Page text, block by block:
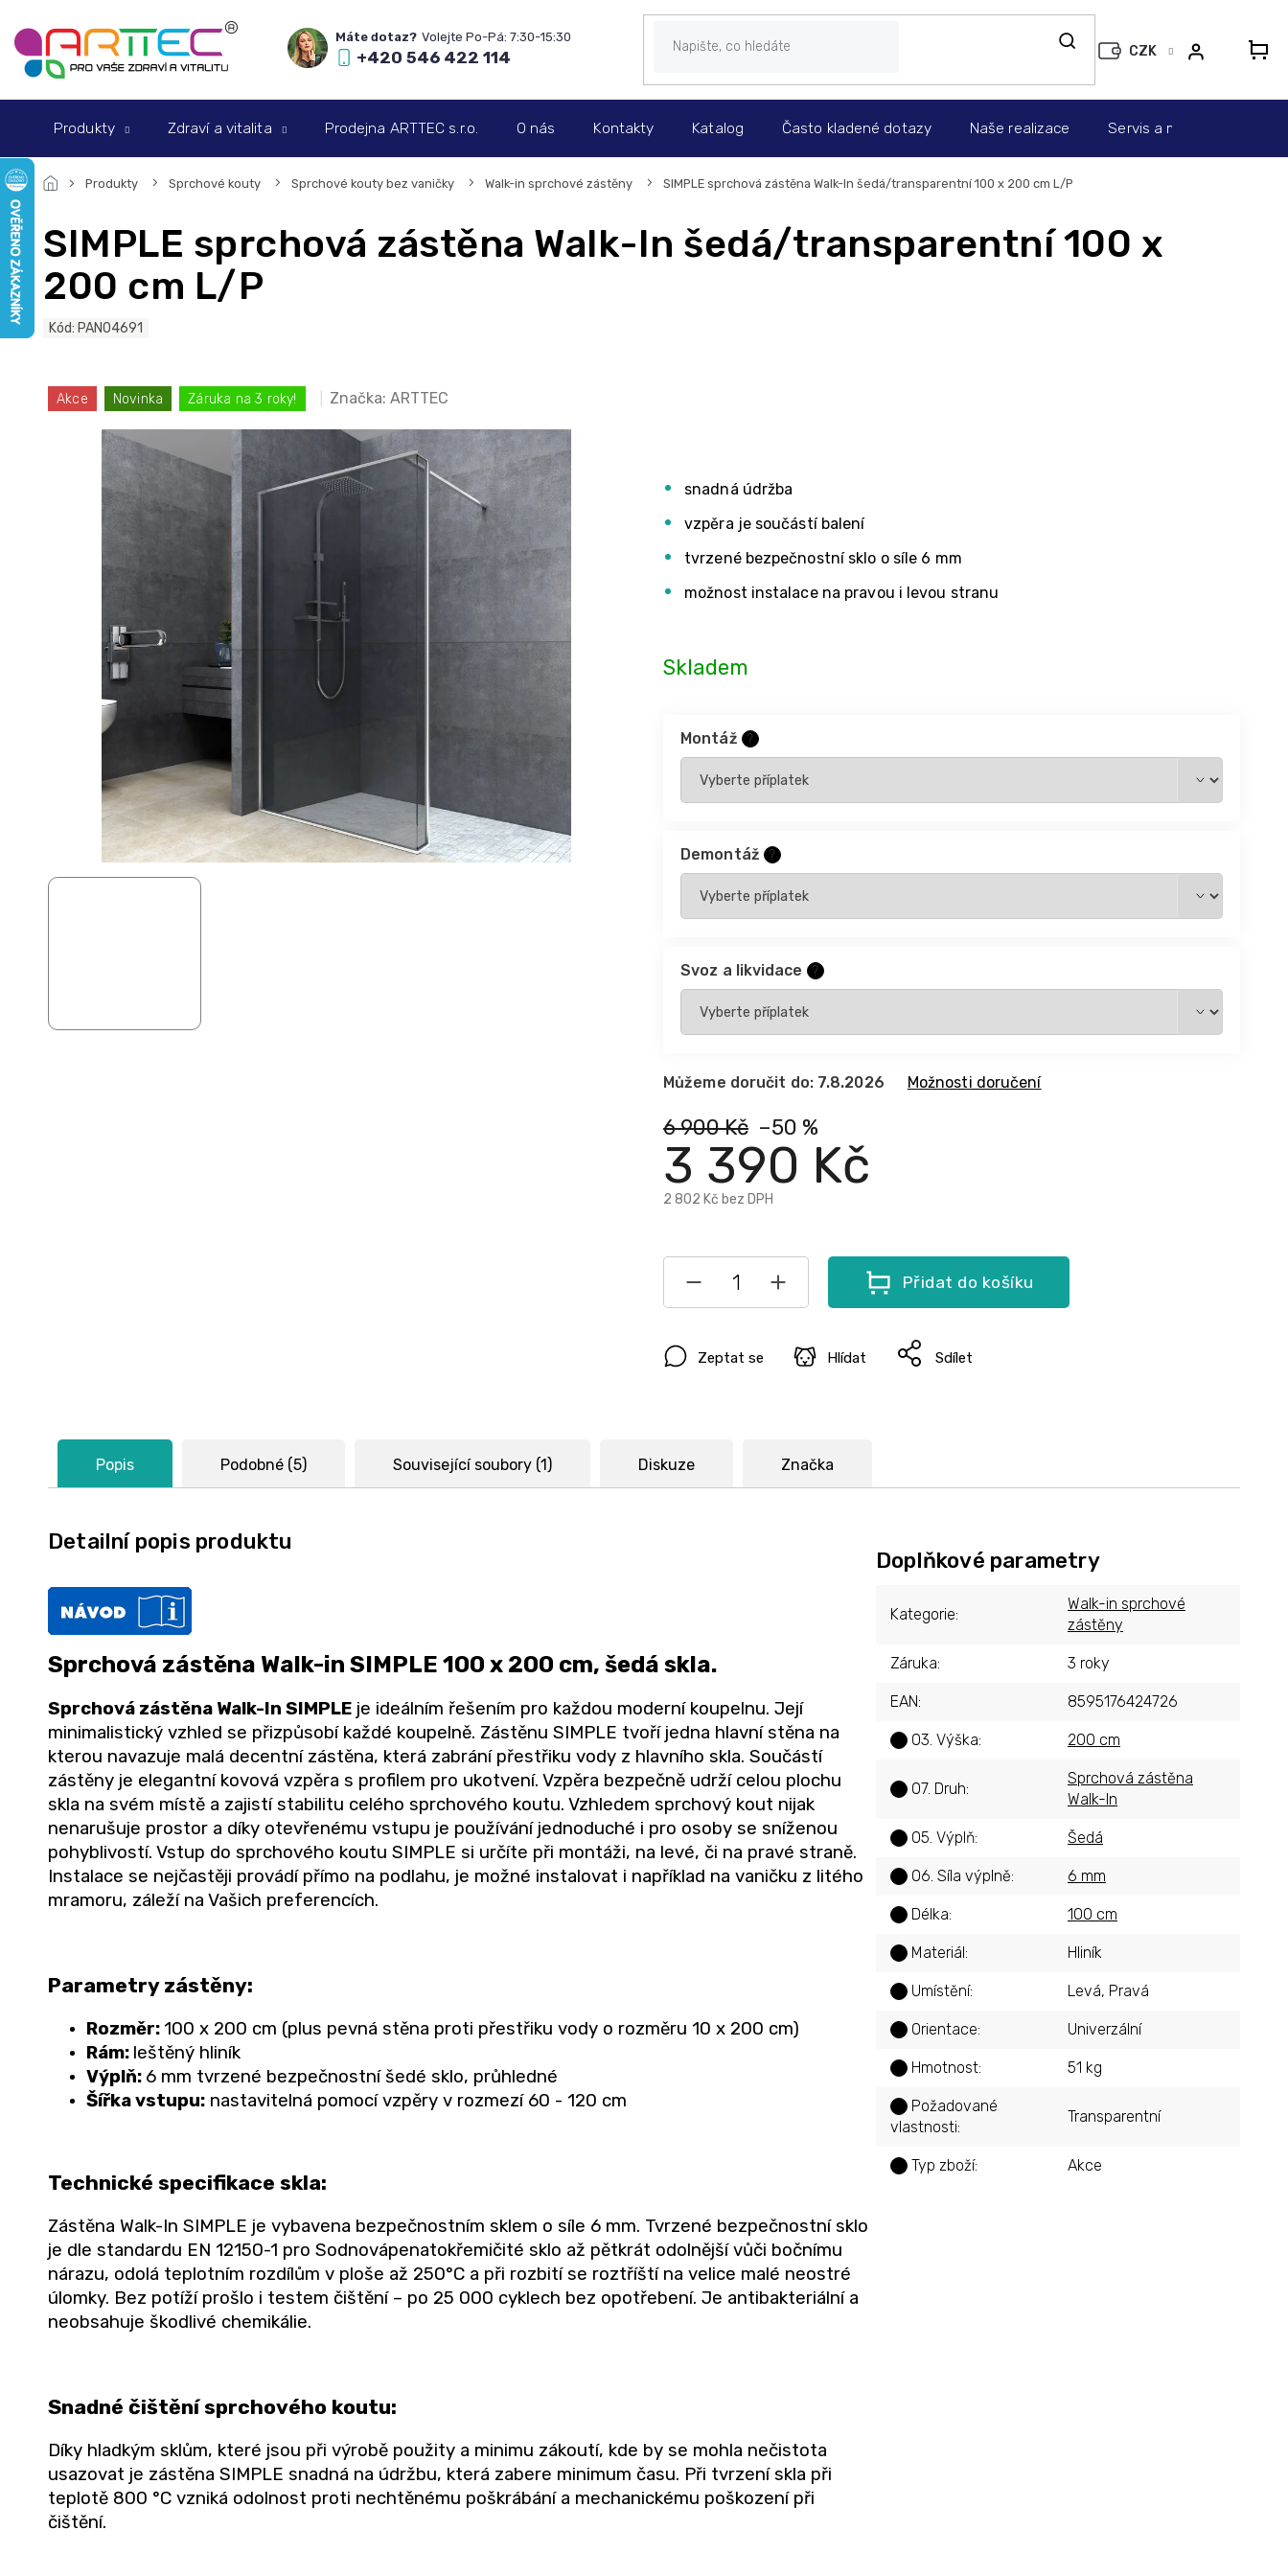
na
obsah
+420 546 422 114 CZK
Produkty Zdraví a vitalita Prodejna ARTTEC s.r.o. O nás Kontakty Katalog Často kladené dotazy Naše realizace Servis a montáž
Produkty Sprchové kouty Sprchové kouty bez vaničky Walk-in sprchové zástěny SIMPLE sprchová zástěna Walk-In šedá/transparentní 100 x 200 cm L/P
SIMPLE sprchová zástěna Walk-In šedá/transparentní 100 x
200 cm L/P
Kód: PAN04691
Akce Novinka Záruka na 3 roky! Značka:ARTTEC
6 900 Kč –50 %
3 390 Kč
2 802 Kč bez DPH
Skladem
Montáž ?
Demontáž ?
Svoz a likvidace ?
Můžeme doručit do: 7.8.2026 Možnosti doručení
Přidat do košíku
snadná údržba
vzpěra je součástí balení
tvrzené bezpečnostní sklo o síle 6 mm
možnost instalace na pravou i levou stranu
Zeptat se Hlídat Sdílet
Popis Podobné (5) Související soubory (1) Diskuze Značka
Detailní popis produktu
Sprchová zástěna Walk-in SIMPLE 100 x 200 cm, šedá skla.
Sprchová zástěna Walk-In SIMPLE je ideálním řešením pro každou moderní koupelnu. Její
minimalistický vzhled se přizpůsobí každé koupelně. Zástěnu SIMPLE tvoří jedna hlavní stěna na
kterou navazuje malá decentní zástěna, která zabrání přestřiku vody z hlavního skla. Součástí
zástěny je elegantní kovová vzpěra s profilem pro ukotvení. Vzpěra bezpečně udrží celou plochu
skla na svém místě a zajistí stabilitu celého sprchového koutu. Vzhledem sprchový kout nijak
nenarušuje prostor a díky otevřenému vstupu je používání jednoduché i pro osoby se sníženou
pohyblivostí. Vstup do sprchového koutu SIMPLE si určíte při montáži, na levé, či na pravé straně.
Instalace se nejčastěji provádí přímo na podlahu, je možné instalovat i například na vaničku z litého
mramoru, záleží na Vašich preferencích.
Parametry zástěny:
Rozměr:100 x 200 cm (plus pevná stěna proti přestřiku vody o rozměru 10 x 200 cm)
Rám: leštěný hliník
Výplň: 6 mm tvrzené bezpečnostní šedé sklo, průhledné
Šířka vstupu: nastavitelná pomocí vzpěry v rozmezí 60 - 120 cm
Technické specifikace skla:
Zástěna Walk-In SIMPLE je vybavena bezpečnostním sklem o síle 6 mm. Tvrzené bezpečnostní sklo
je dle standardu EN 12150-1 pro Sodnovápenatokřemičité sklo až pětkrát odolnější vůči bočnímu
nárazu, odolá teplotním rozdílům v ploše až 250°C a při rozbití se roztříští na velice malé neostré
úlomky. Bez potíží prošlo i testem čištění – po 25 000 cyklech bez opotřebení. Je antibakteriální a
neobsahuje škodlivé chemikálie.
Snadné čištění sprchového koutu:
Díky hladkým sklům, které jsou při výrobě použity a minimu zákoutí, kde by se mohla nečistota
usazovat je zástěna SIMPLE snadná na údržbu, která zabere minimum času. Při tvrzení skla při
teplotě 800 °C vzniká odolnost proti nechtěnému poškrábání a mechanickému poškození při
čištění.
Doplňkové parametry
Kategorie:
Walk-in sprchové
zástěny
Záruka: 3 roky
EAN: 8595176424726
03. Výška: 200 cm
07. Druh:
Sprchová zástěna
Walk-In
05. Výplň: Šedá
06. Síla výplně: 6 mm
Délka: 100 cm
Materiál: Hliník
Umístění: Levá, Pravá
Orientace: Univerzální
Hmotnost: 51 kg
Požadované
vlastnosti:
Transparentní
Typ zboží: Akce